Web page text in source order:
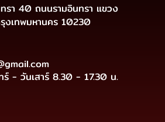
รา 40 ถนนรามอินทรา แขวง
งเทพมหานคร 10230
ร์ - วันเสาร์ 8.30 - 17.30 น.